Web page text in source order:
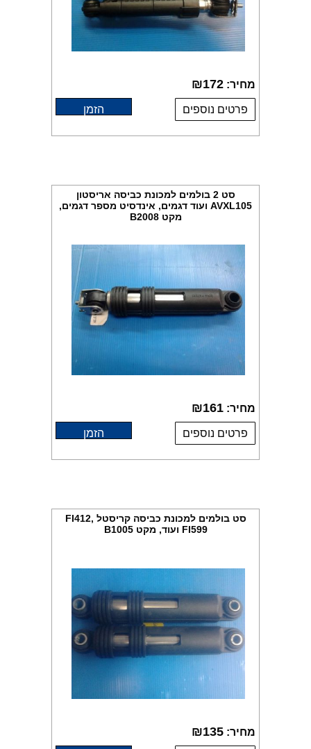
מחיר: ₪172
פרטים נוספים הזמן
סט 2 בולמים למכונת כביסה אריסטון
AVXL105 ועוד דגמים, אינדסיט מספר דגמים,
מקט B2008
מחיר: ₪161
פרטים נוספים הזמן
סט בולמים למכונת כביסה קריסטל FI412,
FI599 ועוד, מקט B1005
מחיר: ₪135